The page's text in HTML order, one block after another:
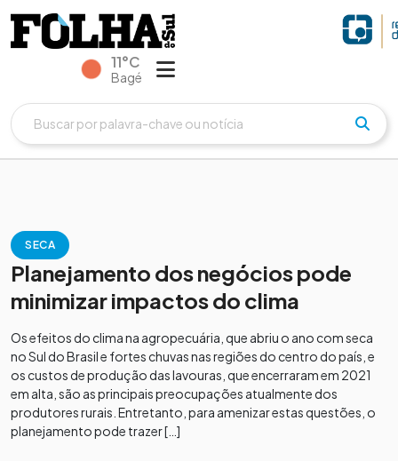
11°C
Bagé
SECA
Planejamento dos negócios pode
minimizar impactos do clima
Os efeitos do clima na agropecuária, que abriu o ano com seca
no Sul do Brasil e fortes chuvas nas regiões do centro do país, e
os custos de produção das lavouras, que encerraram em 2021
em alta, são as principais preocupações atualmente dos
produtores rurais. Entretanto, para amenizar estas questões, o
planejamento pode trazer […]